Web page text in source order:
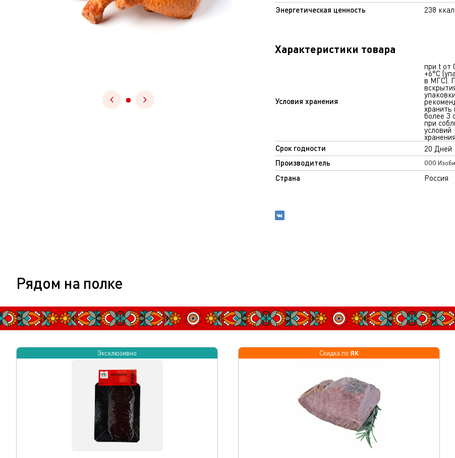
Энергетическая ценность 238 ккал
Характеристики товара
Условия хранения
при t от
+6°С
в МГС).
упаковки
хранить
более 3
при
условий
хранения
Срок годности 20 Дней
Производитель ООО
Страна Россия
Рядом на полке
Эксклюзивно Эксклюзивно
Скидка по ЯК